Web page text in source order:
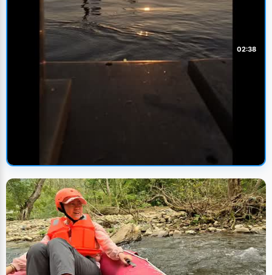
02:38
🔥 火热上新
夕阳泳池 编导：卢颖